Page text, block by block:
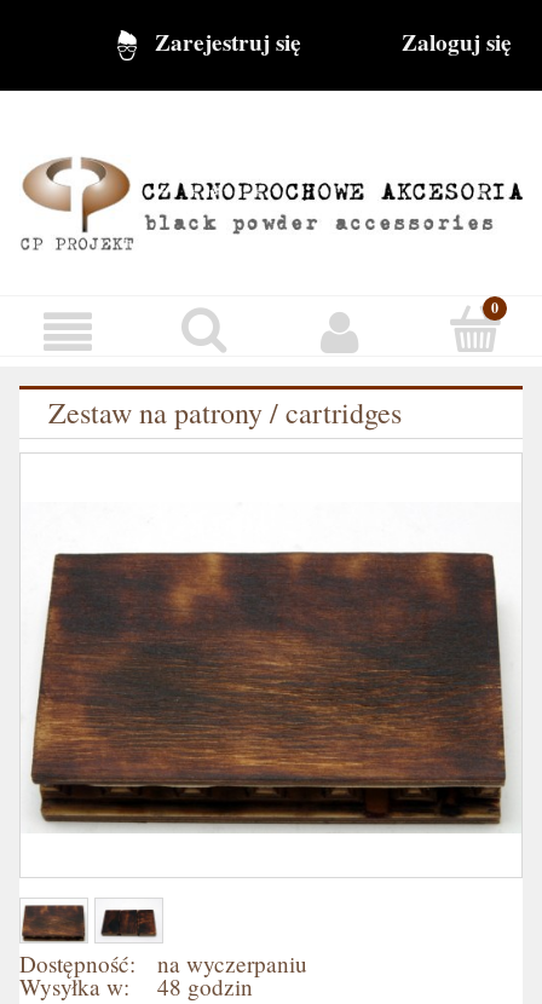
Zarejestruj się Zaloguj się
Zestaw na patrony / cartridges
Dostępność: na wyczerpaniu
Wysyłka w:
48 godzin